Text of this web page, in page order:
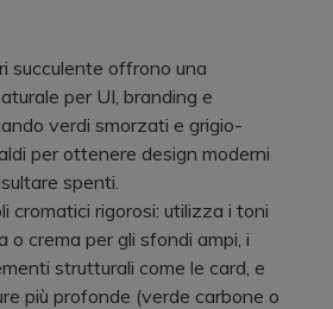
succulente offrono una
per UI, branding e
verdi smorzati e grigio-
per ottenere design moderni
spenti.
rigorosi: utilizza i toni
o crema per gli sfondi ampi, i
strutturali come le card, e
più profonde (verde carbone o